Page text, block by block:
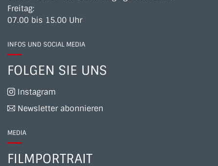
Freitag:
07.00 bis 15.00 Uhr
INFOS UND SOCIAL MEDIA
FOLGEN SIE UNS
Instagram
Newsletter abonnieren
MEDIA
FILMPORTRAIT